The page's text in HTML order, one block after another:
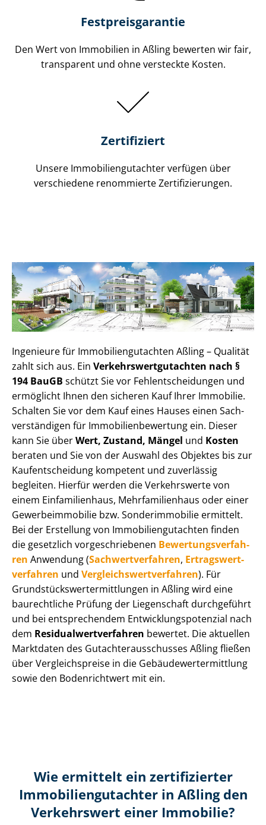
Festpreis​garantie
Den Wert von Immobilien in Aßling bewerten wir fair,
transparent und ohne versteckte Kosten.
Zertifiziert
Unsere Immobilien­gutachter verfügen über
verschiedene renommierte Zer­ti­fi­zie­run­gen.
Ingenieure für Im­mo­bi­li­en­gut­ach­ten Aßling – Qualität
zahlt sich aus. Ein Ver­kehrs­wert­gut­ach­ten nach §
194 BauGB schützt Sie vor Fehl­ent­schei­dun­gen und
ermöglicht Ihnen den sicheren Kauf Ihrer Immobilie.
Schalten Sie vor dem Kauf eines Hauses einen Sach­
ver­stän­di­gen für Im­mo­bi­li­en­be­wer­tung ein. Dieser
kann Sie überWert, Zustand, Mängel und Kosten
beraten und Sie von der Auswahl des Objektes bis zur
Kauf­ent­schei­dung kompetent und zuverlässig
begleiten. Hierfür werden die Verkehrswerte von
einem Einfamilienhaus, Mehr­fa­mi­li­en­haus oder einer
Ge­wer­be­im­mo­bi­lie bzw. Sonderimmobilie ermittelt.
Bei der Erstellung von Im­mo­bi­li­en­gut­ach­ten finden
die gesetzlich vor­ge­schrie­be­nen Be­wer­tungs­ver­fah­
ren Anwendung (Sach­wert­ver­fah­ren, Er­trags­wert­
ver­fah­ren und Ver­gleichs­wert­ver­fah­ren). Für
Grund­stücks­wert­ermitt­lun­gen in Aßling wird eine
baurechtliche Prüfung der Liegenschaft durchgeführt
und bei entsprechendem Ent­wick­lungs­po­ten­zi­al nach
dem Re­si­du­al­wert­ver­fah­ren bewertet. Die aktuellen
Marktdaten des Gut­ach­ter­aus­schus­ses Aßling fließen
über Ver­gleichs­prei­se in die Ge­bäu­de­wert­ermitt­lung
sowie den Bodenrichtwert mit ein.
Wie ermittelt ein zertifizierter
Immobilien­gutachter in Aßling den
Verkehrswert einer Immobilie?